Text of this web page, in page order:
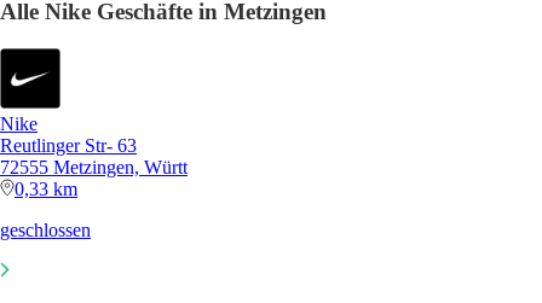
Alle Nike Geschäfte in Metzingen
Nike
Reutlinger Str- 63
72555 Metzingen, Württ
0,33 km
geschlossen